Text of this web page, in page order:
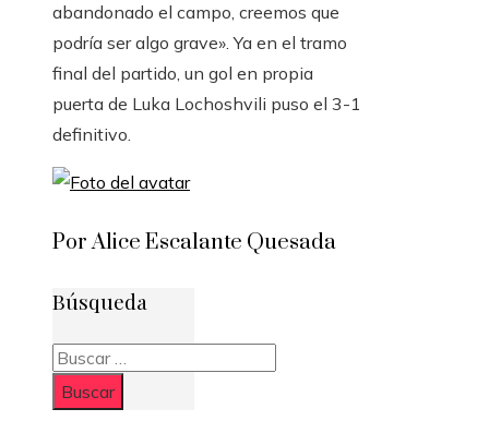
abandonado el campo, creemos que
podría ser algo grave». Ya en el tramo
final del partido, un gol en propia
puerta de Luka Lochoshvili puso el 3-1
definitivo.
Por Alice Escalante Quesada
Búsqueda
Buscar: